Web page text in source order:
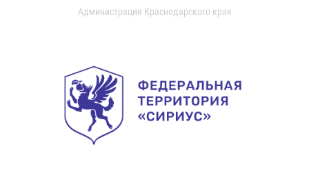
Администрация Краснодарского края